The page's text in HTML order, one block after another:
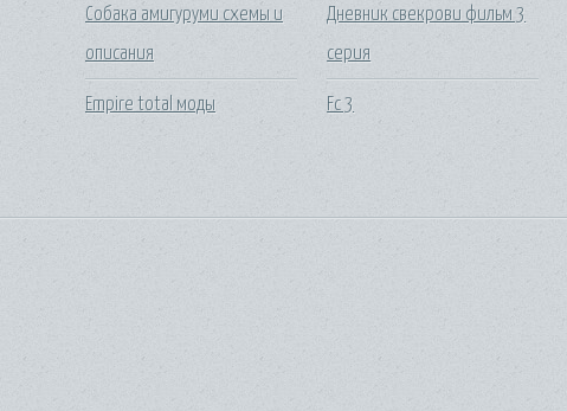
Собака амигуруми схемы и
описания
Empire total моды
Дневник свекрови фильм 3
серия
Fc 3